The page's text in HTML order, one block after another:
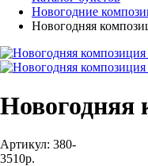
Новогодние
Новогодняя
Новогодняя
Артикул: 380-
3510р.